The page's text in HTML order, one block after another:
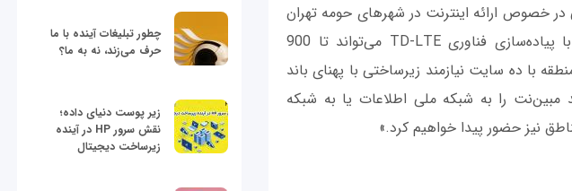
در خصوص ارائه اینترنت در شهرهای حومه تهران
مانند پرند و پردیس گفت: «وقتی یک فرستنده مبین‌نت با پیاده‌سازی فناوری TD-LTE می‌تواند تا 900
با ده سایت نیازمند زیرساختی با پهنای باند
مبین‌نت را به شبکه ملی اطلاعات یا به شبکه
چطور تبلیغات آینده با ما
حرف می‌زند، نه به ما؟
زیر پوست دنیای داده؛
نقش سرور HP در آینده
زیرساخت دیجیتال